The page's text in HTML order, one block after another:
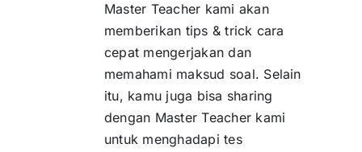
Master Teacher kami akan
memberikan tips & trick cara
cepat mengerjakan dan
memahami maksud soal. Selain
itu, kamu juga bisa sharing
dengan Master Teacher kami
untuk menghadapi tes